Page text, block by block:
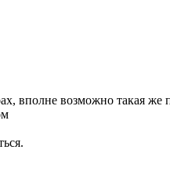
вполне возможно такая же